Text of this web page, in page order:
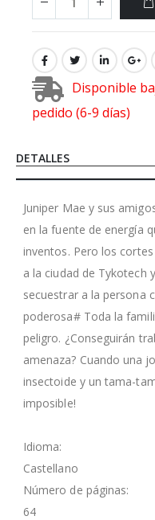
Disponible
pedido (6-9 días)
DETALLES
Juniper Mae y sus
en la fuente de energía
inventos. Pero los
a la ciudad de Tykotech
secuestrar a la persona
poderosa# Toda la
peligro. ¿Conseguirán
amenaza? Cuando una
insectoide y un tama-
imposible!
Idioma:
Castellano
Número de páginas:
64